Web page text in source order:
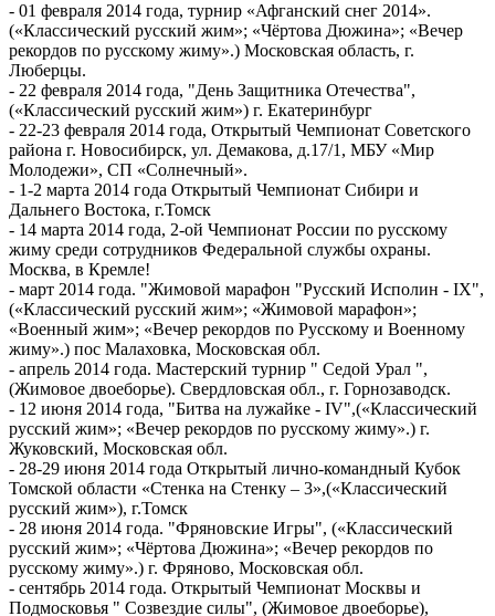
- 01 февраля 2014 года, турнир «Афганский снег 2014».
(«Классический русский жим»; «Чёртова Дюжина»; «Вечер
рекордов по русскому жиму».) Московская область, г.
Люберцы.
- 22 февраля 2014 года, "День Защитника Отечества",
(«Классический русский жим») г. Екатеринбург
- 22-23 февраля 2014 года, Открытый Чемпионат Советского
района г. Новосибирск, ул. Демакова, д.17/1, МБУ «Мир
Молодежи», СП «Солнечный».
- 1-2 марта 2014 года Открытый Чемпионат Сибири и
Дальнего Востока, г.Томск
- 14 марта 2014 года, 2-ой Чемпионат России по русскому
жиму среди сотрудников Федеральной службы охраны.
Москва, в Кремле!
- март 2014 года. "Жимовой марафон "Русский Исполин - IX",
(«Классический русский жим»; «Жимовой марафон»;
«Военный жим»; «Вечер рекордов по Русскому и Военному
жиму».) пос Малаховка, Московская обл.
- апрель 2014 года. Мастерский турнир " Седой Урал ",
(Жимовое двоеборье). Свердловская обл., г. Горнозаводск.
- 12 июня 2014 года, "Битва на лужайке - IV",(«Классический
русский жим»; «Вечер рекордов по русскому жиму».) г.
Жуковский, Московская обл.
- 28-29 июня 2014 года Открытый лично-командный Кубок
Томской области «Стенка на Стенку – 3»,(«Классический
русский жим»), г.Томск
- 28 июня 2014 года. "Фряновские Игры", («Классический
русский жим»; «Чёртова Дюжина»; «Вечер рекордов по
русскому жиму».) г. Фряново, Московская обл.
- сентябрь 2014 года. Открытый Чемпионат Москвы и
Подмосковья " Созвездие силы", (Жимовое двоеборье),